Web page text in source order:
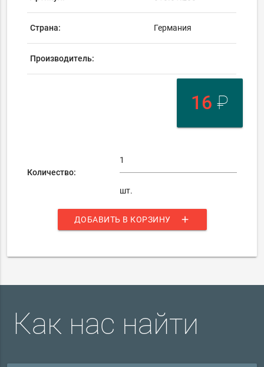
Страна: Германия
Производитель:
16 ₽
Количество:
шт.
ДОБАВИТЬ В КОРЗИНУ add
Как нас найти